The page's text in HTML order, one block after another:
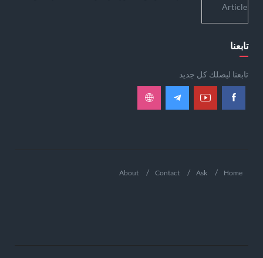
تابعنا
تابعنا ليصلك كل جديد
Home
Ask
Contact
About